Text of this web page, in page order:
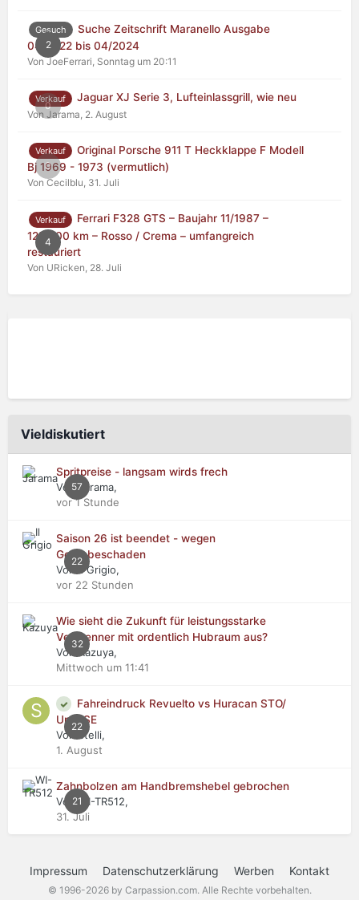
2
Gesuch
Suche Zeitschrift Maranello Ausgabe
04/2022 bis 04/2024
Von JoeFerrari, Sonntag um 20:11
0
Verkauf Jaguar XJ Serie 3, Lufteinlassgrill, wie neu
Von Jarama, 2. August
0
Verkauf
Original Porsche 911 T Heckklappe F Modell
Bj 1969 - 1973 (vermutlich)
Von Cecilblu, 31. Juli
4
Verkauf
Ferrari F328 GTS – Baujahr 11/1987 –
125.000 km – Rosso / Crema – umfangreich
restauriert
Von URicken, 28. Juli
Vieldiskutiert
57
Spritpreise - langsam wirds frech
Von Jarama,
vor 1 Stunde
22
Saison 26 ist beendet - wegen
Getriebeschaden
Von Il Grigio,
vor 22 Stunden
32
Wie sieht die Zukunft für leistungsstarke
Verbrenner mit ordentlich Hubraum aus?
Von Kazuya,
Mittwoch um 11:41
22
Fahreindruck Revuelto vs Huracan STO/
Urus SE
Von stelli,
1. August
21
Zahnbolzen am Handbremshebel gebrochen
Von WI-TR512,
31. Juli
Impressum Datenschutzerklärung Werben Kontakt
© 1996-2026 by Carpassion.com. Alle Rechte vorbehalten.